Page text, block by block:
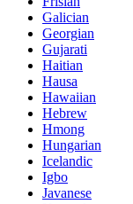
Galician
Georgian
Gujarati
Haitian
Hausa
Hawaiian
Hebrew
Hmong
Hungarian
Icelandic
Igbo
Javanese